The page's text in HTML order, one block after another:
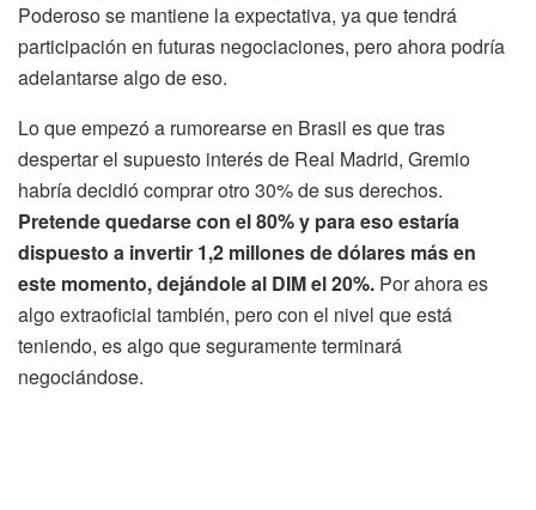
Poderoso se mantiene la expectativa, ya que tendrá
participación en futuras negociaciones, pero ahora podría
adelantarse algo de eso.
Lo que empezó a rumorearse en Brasil es que tras
despertar el supuesto interés de Real Madrid, Gremio
habría decidió comprar otro 30% de sus derechos.
Pretende quedarse con el 80% y para eso estaría
dispuesto a invertir 1,2 millones de dólares más en
este momento, dejándole al DIM el 20%. Por ahora es
algo extraoficial también, pero con el nivel que está
teniendo, es algo que seguramente terminará
negociándose.